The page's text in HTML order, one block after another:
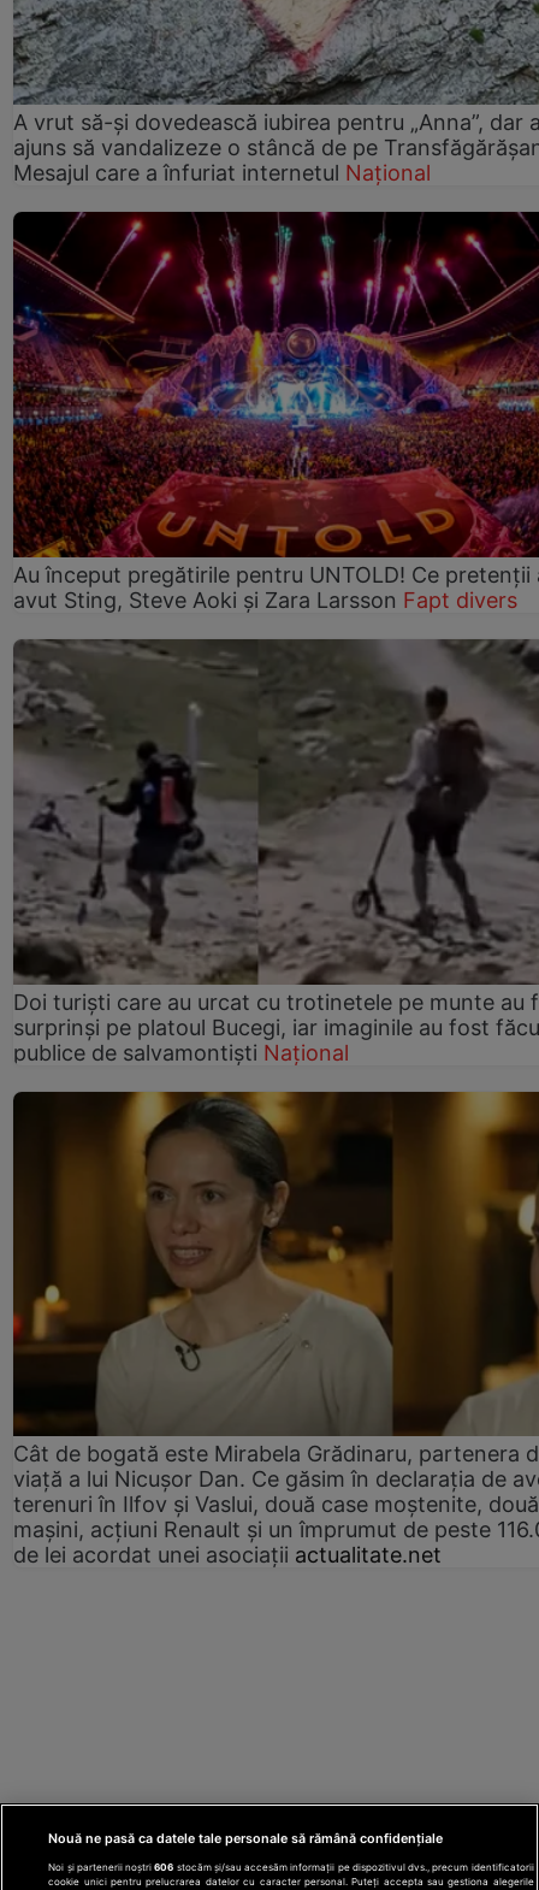
A vrut să-și dovedească iubirea pentru „Anna”, dar
ajuns să vandalizeze o stâncă de pe
Mesajul care a înfuriat internetul Național
Au început pregătirile pentru UNTOLD! Ce pretenții
avut Sting, Steve Aoki și Zara Larsson Fapt divers
Doi turiști care au urcat cu trotinetele pe munte au
surprinși pe platoul Bucegi, iar imaginile au fost
publice de salvamontiști Național
Cât de bogată este Mirabela Grădinaru, partenera
viață a lui Nicușor Dan. Ce găsim în declarația de
terenuri în Ilfov și Vaslui, două case moștenite, două
mașini, acțiuni Renault și un împrumut de peste
de lei acordat unei asociații actualitate.net
Nouă ne pasă ca datele tale personale să rămână confidențiale
Noi și partenerii noștri606 stocăm și/sau accesăm informații pe dispozitivul dvs., precum identificatorii
cookie unici pentru prelucrarea datelor cu caracter personal. Puteți accepta sau gestiona alegerile